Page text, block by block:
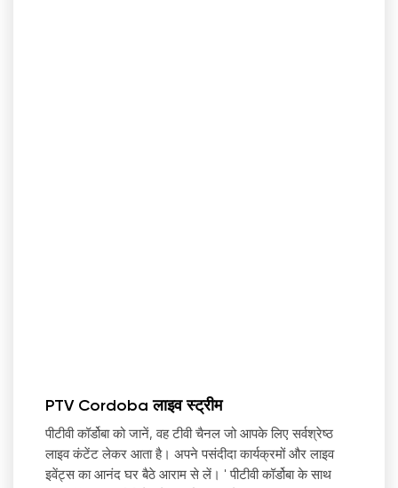
PTV Cordoba लाइव स्ट्रीम
पीटीवी कॉर्डोबा को जानें, वह टीवी चैनल जो आपके लिए सर्वश्रेष्ठ
लाइव कंटेंट लेकर आता है। अपने पसंदीदा कार्यक्रमों और लाइव
इवेंट्स का आनंद घर बैठे आराम से लें। ' पीटीवी कॉर्डोबा के साथ